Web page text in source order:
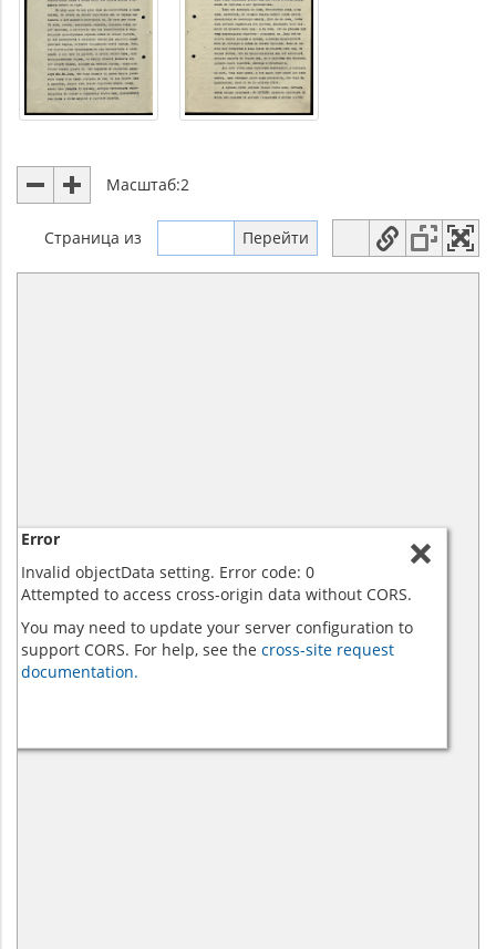
Масштаб:2
Страница из
Error
Invalid objectData setting. Error code: 0
Attempted to access cross-origin data without CORS.
You may need to update your server configuration to
support CORS. For help, see the cross-site request
documentation.